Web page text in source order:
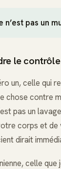
n’est pas un
le
un, celle qui
chose contre
pas un
corps et de
dirait
celle